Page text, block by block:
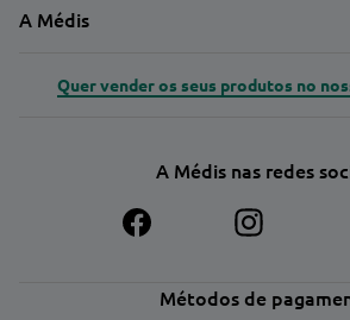
A Médis
Quer vender os seus produtos no
A Médis nas redes
Métodos de